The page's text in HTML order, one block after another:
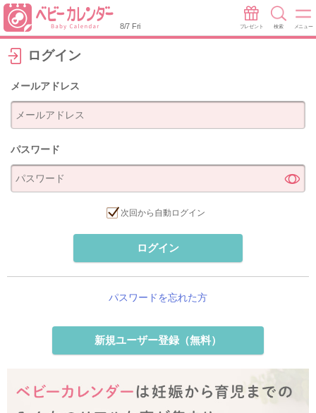
8/7 Fri プレゼント 検索 メニュー
ログイン
メールアドレス
パスワード
次回から自動ログイン
ログイン
パスワードを忘れた方
新規ユーザー登録（無料）